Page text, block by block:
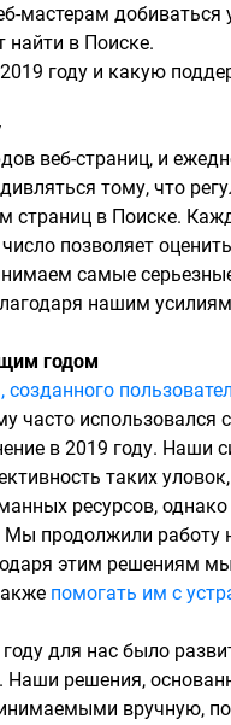
мастерам добиваться
найти в Поиске.
году и какую
веб-страниц, и
тому, что
страниц в Поиске.
позволяет
самые
нашим усилиям
годом
часто
в 2019 году. Наши
таких
ресурсов, однако
Мы продолжили
этим решениям
помогать им с
для нас было
решения,
вручную,